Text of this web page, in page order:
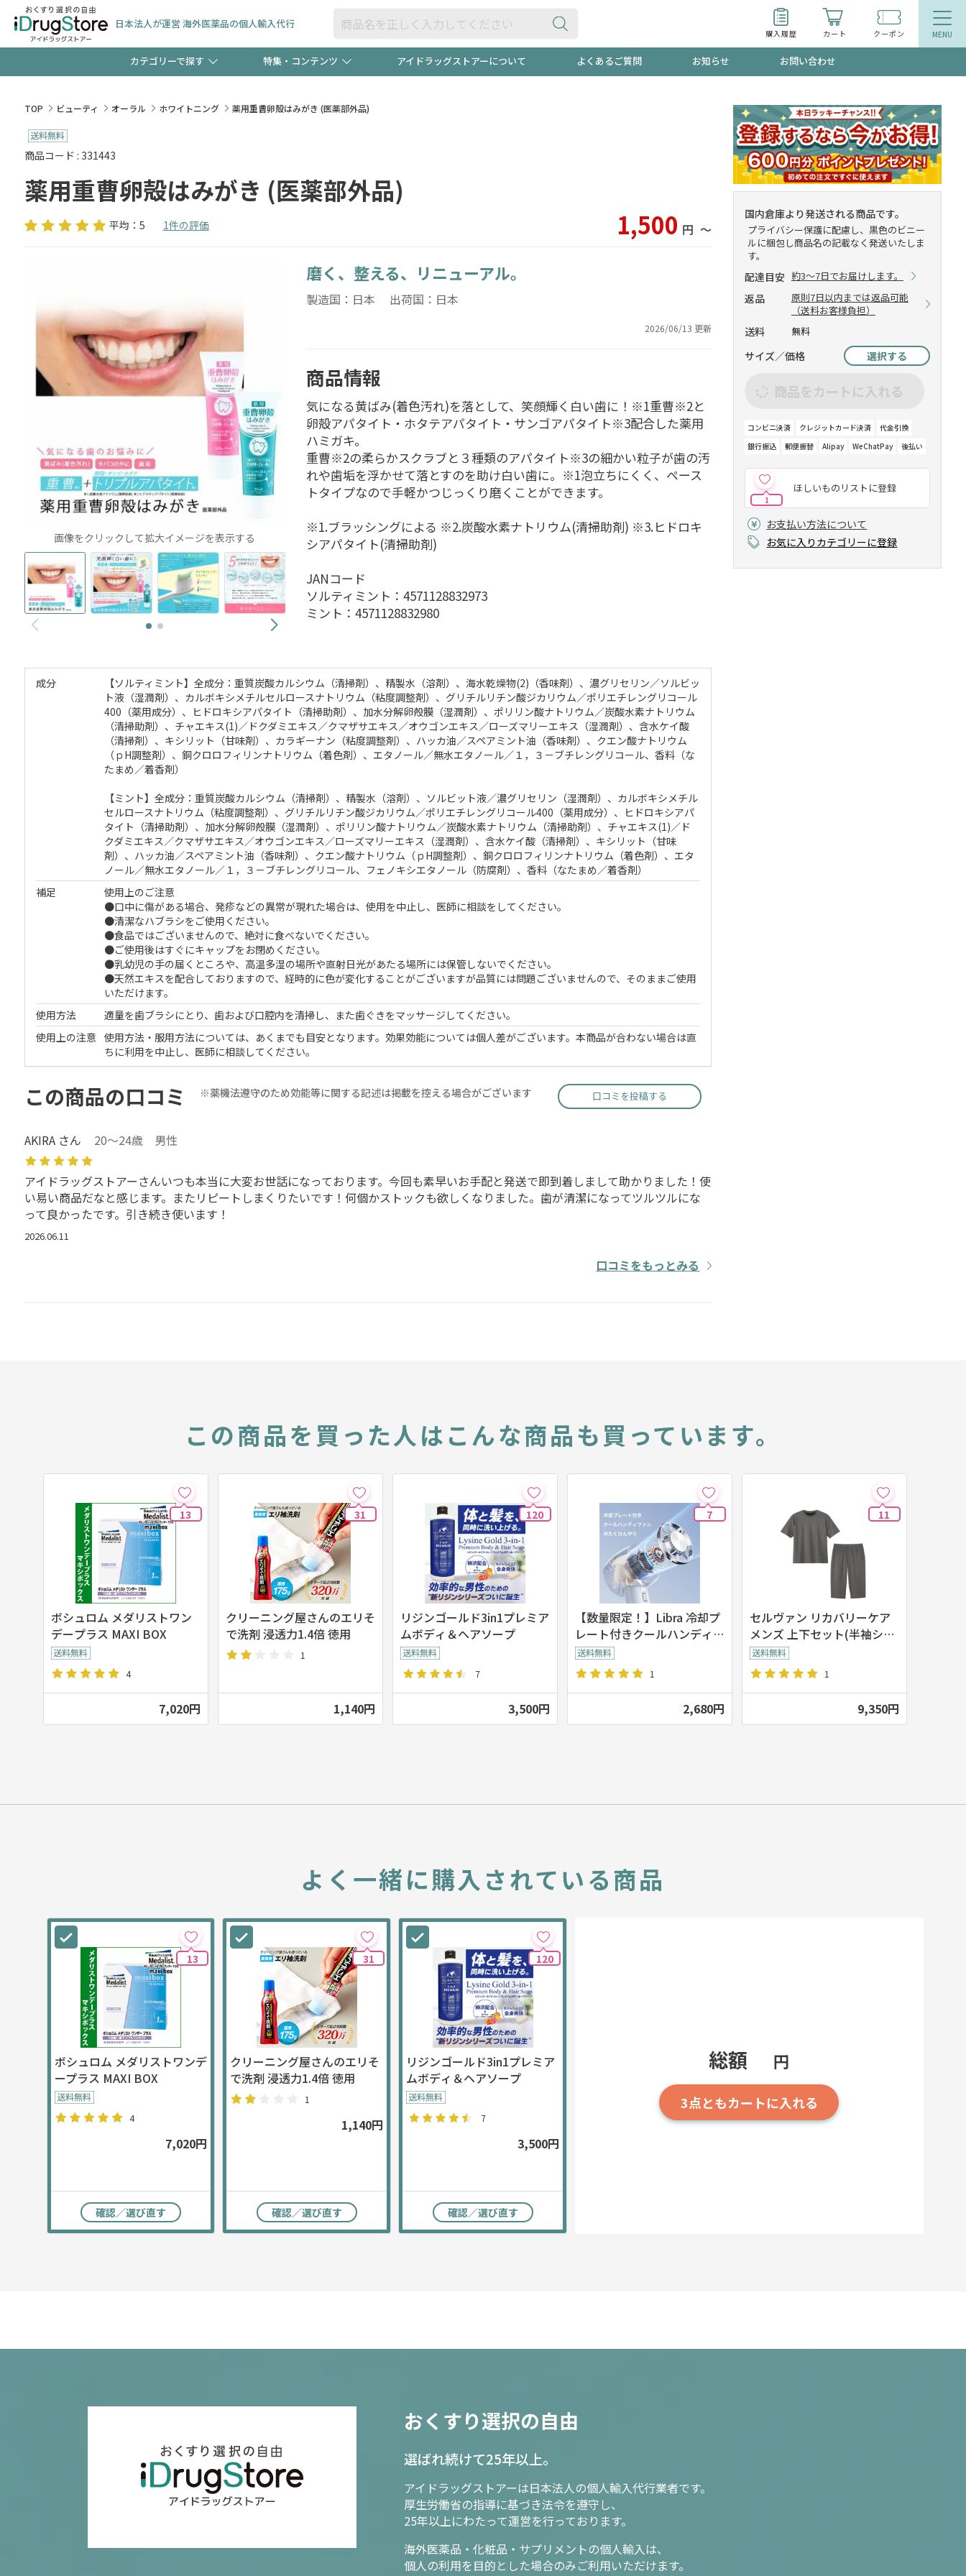
日本法人が運営 海外医薬品の個人輸入代行
購入履歴 カート クーポン
カテゴリーで探す
食品
検査キット ペット用品
特集・コンテンツ
【週末限定】新規会員登録ポイント2倍600円分プレ
【早割】お得なクーポン"3種類"出現中！今月のスト
極冷メントールで、夏の頭皮ストレスを完全リセッ
ト！
新規登録で！今すぐ使えるクーポンプレゼント中！！
当店スタッフが贈る音声プログラム 友だち大募集！限定クーポンも不定期配信
アイドラッグストアーについて よくあるご質問 お知らせ お問い合わせ
TOP ビューティ オーラル ホワイトニング 薬用重曹卵殻はみがき (医薬部外品)
商品コード : 331443
薬用重曹卵殻はみがき (医薬部外品)
平均：5 1件の評価 1,500 円 〜
画像をクリックして拡大イメージを表示する
磨く、整える、リニューアル。
製造国：日本 出荷国：日本
2026/06/13 更新
商品情報
気になる黄ばみ(着色汚れ)を落として、笑顔輝く白い歯に！※1重曹※2と
卵殻アパタイト・ホタテアパタイト・サンゴアパタイト※3配合した薬用
ハミガキ。
重曹※2の柔らかスクラブと３種類のアパタイト※3の細かい粒子が歯の汚
れや歯垢を浮かせて落とすのを助け白い歯に。※1泡立ちにくく、ペース
トタイプなので手軽かつじっくり磨くことができます。
※1.ブラッシングによる ※2.炭酸水素ナトリウム(清掃助剤) ※3.ヒドロキ
シアパタイト(清掃助剤)
JANコード
ソルティミント：4571128832973
ミント：4571128832980
国内倉庫より発送される商品です。
プライバシー保護に配慮し、黒色のビニー
ルに梱包し商品名の記載なく発送いたしま
す。
配達目安 約3～7日でお届けします。
返品
原則7日以内までは返品可能
（送料お客様負担）
送料 無料
サイズ／価格 選択する
商品をカートに入れる
コンビニ決済 クレジットカード決済
代金引換
銀行振込
郵便振替 Alipay WeChatPay 後払い
ほしいものリストに登録
1
お支払い方法について
お気に入りカテゴリーに登録
成分
【ソルティミント】全成分：重質炭酸カルシウム（清掃剤）、精製水（溶剤）、海水乾燥物(2)（香味剤）、濃グリセリン／ソルビッ
ト液（湿潤剤）、カルボキシメチルセルロースナトリウム（粘度調整剤）、グリチルリチン酸ジカリウム／ポリエチレングリコール
400（薬用成分）、ヒドロキシアパタイト（清掃助剤）、加水分解卵殻膜（湿潤剤）、ポリリン酸ナトリウム／炭酸水素ナトリウム
（清掃助剤）、チャエキス(1)／ドクダミエキス／クマザサエキス／オウゴンエキス／ローズマリーエキス（湿潤剤）、含水ケイ酸
（清掃剤）、キシリット（甘味剤）、カラギーナン（粘度調整剤）、ハッカ油／スペアミント油（香味剤）、クエン酸ナトリウム
（ｐH調整剤）、銅クロロフィリンナトリウム（着色剤）、エタノール／無水エタノール／１，３－ブチレングリコール、香料（な
たまめ／着香剤）
【ミント】全成分：重質炭酸カルシウム（清掃剤）、精製水（溶剤）、ソルビット液／濃グリセリン（湿潤剤）、カルボキシメチル
セルロースナトリウム（粘度調整剤）、グリチルリチン酸ジカリウム／ポリエチレングリコール400（薬用成分）、ヒドロキシアパ
タイト（清掃助剤）、加水分解卵殻膜（湿潤剤）、ポリリン酸ナトリウム／炭酸水素ナトリウム（清掃助剤）、チャエキス(1)／ド
クダミエキス／クマザサエキス／オウゴンエキス／ローズマリーエキス（湿潤剤）、含水ケイ酸（清掃剤）、キシリット（甘味
剤）、ハッカ油／スペアミント油（香味剤）、クエン酸ナトリウム（ｐH調整剤）、銅クロロフィリンナトリウム（着色剤）、エタ
ノール／無水エタノール／１，３－ブチレングリコール、フェノキシエタノール（防腐剤）、香料（なたまめ／着香剤）
補足
使用上のご注意
●口中に傷がある場合、発疹などの異常が現れた場合は、使用を中止し、医師に相談をしてください。
●清潔なハブラシをご使用ください。
●食品ではございませんので、絶対に食べないでください。
●ご使用後はすぐにキャップをお閉めください。
●乳幼児の手の届くところや、高温多湿の場所や直射日光があたる場所には保管しないでください。
●天然エキスを配合しておりますので、経時的に色が変化することがございますが品質には問題ございませんので、そのままご使用
いただけます。
使用方法
適量を歯ブラシにとり、歯および口腔内を清掃し、また歯ぐきをマッサージしてください。
使用上の注意 使用方法・服用方法については、あくまでも目安となります。効果効能については個人差がございます。本商品が合わない場合は直
ちに利用を中止し、医師に相談してください。
この商品の口コミ ※薬機法遵守のため効能等に関する記述は掲載を控える場合がございます 口コミを投稿する
AKIRA さん 20～24歳 男性
アイドラッグストアーさんいつも本当に大変お世話になっております。今回も素早いお手配と発送で即到着しまして助かりました！使
い易い商品だなと感じます。またリピートしまくりたいです！何個かストックも欲しくなりました。歯が清潔になってツルツルにな
って良かったです。引き続き使います！
2026.06.11
口コミをもっとみる
この商品を買った人はこんな商品も買っています。
13
ボシュロム メダリストワン
デープラス MAXI BOX
4
7,020円
31
クリーニング屋さんのエリそ
で洗剤 浸透力1.4倍 徳用
1
1,140円
120
リジンゴールド3in1プレミア
ムボディ＆ヘアソープ
7
3,500円
7
【数量限定！】Libra 冷却プ
レート付きクールハンディフ
ァン
1
2,680円
11
セルヴァン リカバリーケア
メンズ 上下セット(半袖シャ
ツ+7分丈パンツ)
1
9,350円
よく一緒に購入されている商品
13
ボシュロム メダリストワンデ
ープラス MAXI BOX
4
7,020円
確認／選び直す
31
クリーニング屋さんのエリそ
で洗剤 浸透力1.4倍 徳用
1
1,140円
確認／選び直す
120
リジンゴールド3in1プレミア
ムボディ＆ヘアソープ
7
3,500円
確認／選び直す
総額 円
3点ともカートに入れる
おくすり選択の自由
選ばれ続けて25年以上。
アイドラッグストアーは日本法人の個人輸入代行業者です。
厚生労働省の指導に基づき法令を遵守し、
25年以上にわたって運営を行っております。
海外医薬品・化粧品・サプリメントの個人輸入は、
個人の利用を目的とした場合のみご利用いただけます。